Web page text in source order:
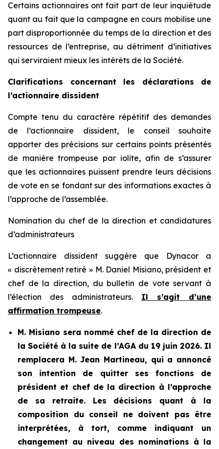
Certains actionnaires ont fait part de leur inquiétude
quant au fait que la campagne en cours mobilise une
part disproportionnée du temps de la direction et des
ressources de l’entreprise, au détriment d’initiatives
qui serviraient mieux les intérêts de la Société.
Clarifications concernant les déclarations de
l’actionnaire dissident
Compte tenu du caractère répétitif des demandes
de l’actionnaire dissident, le conseil souhaite
apporter des précisions sur certains points présentés
de manière trompeuse par iolite, afin de s’assurer
que les actionnaires puissent prendre leurs décisions
de vote en se fondant sur des informations exactes à
l’approche de l’assemblée.
Nomination du chef de la direction et candidatures
d’administrateurs
L’actionnaire dissident suggère que Dynacor a
« discrètement retiré » M. Daniel Misiano, président et
chef de la direction, du bulletin de vote servant à
l’élection des administrateurs. Il s’agit d’une
affirmation trompeuse.
M. Misiano sera nommé chef de la direction de
la Société à la suite de l’AGA du 19 juin 2026. Il
remplacera M. Jean Martineau, qui a annoncé
son intention de quitter ses fonctions de
président et chef de la direction à l’approche
de sa retraite. Les décisions quant à la
composition du conseil ne doivent pas être
interprétées, à tort, comme indiquant un
changement au niveau des nominations à la